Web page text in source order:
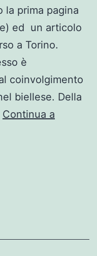
la prima pagina
ed un articolo
a Torino.
è
coinvolgimento
biellese. Della
Continua a